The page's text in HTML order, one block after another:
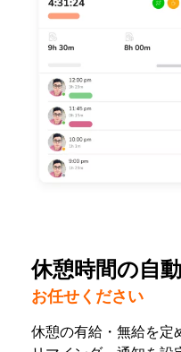
休憩時間の自
お任せください
休憩の有給・無給を定